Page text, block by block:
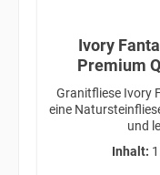
Ivory
Premium
Granitfliese Ivory
eine
und
Inhalt: